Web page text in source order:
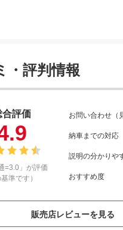
・評判情報
合評価
=3.0」が評価
準です）
お問い合わせ（
納車までの対応
説明の分かりや
おすすめ度
販売店レビューを見る